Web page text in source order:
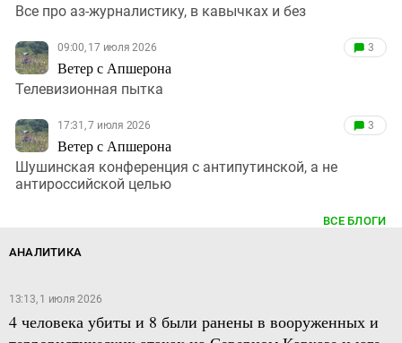
Все про аз-журналистику, в кавычках и без
09:00, 17 июля 2026
Ветер с Апшерона
3
Телевизионная пытка
17:31, 7 июля 2026
Ветер с Апшерона
3
Шушинская конференция с антипутинской, а не
антироссийской целью
ВСЕ БЛОГИ
АНАЛИТИКА
13:13, 1 июля 2026
4 человека убиты и 8 были ранены в вооруженных и